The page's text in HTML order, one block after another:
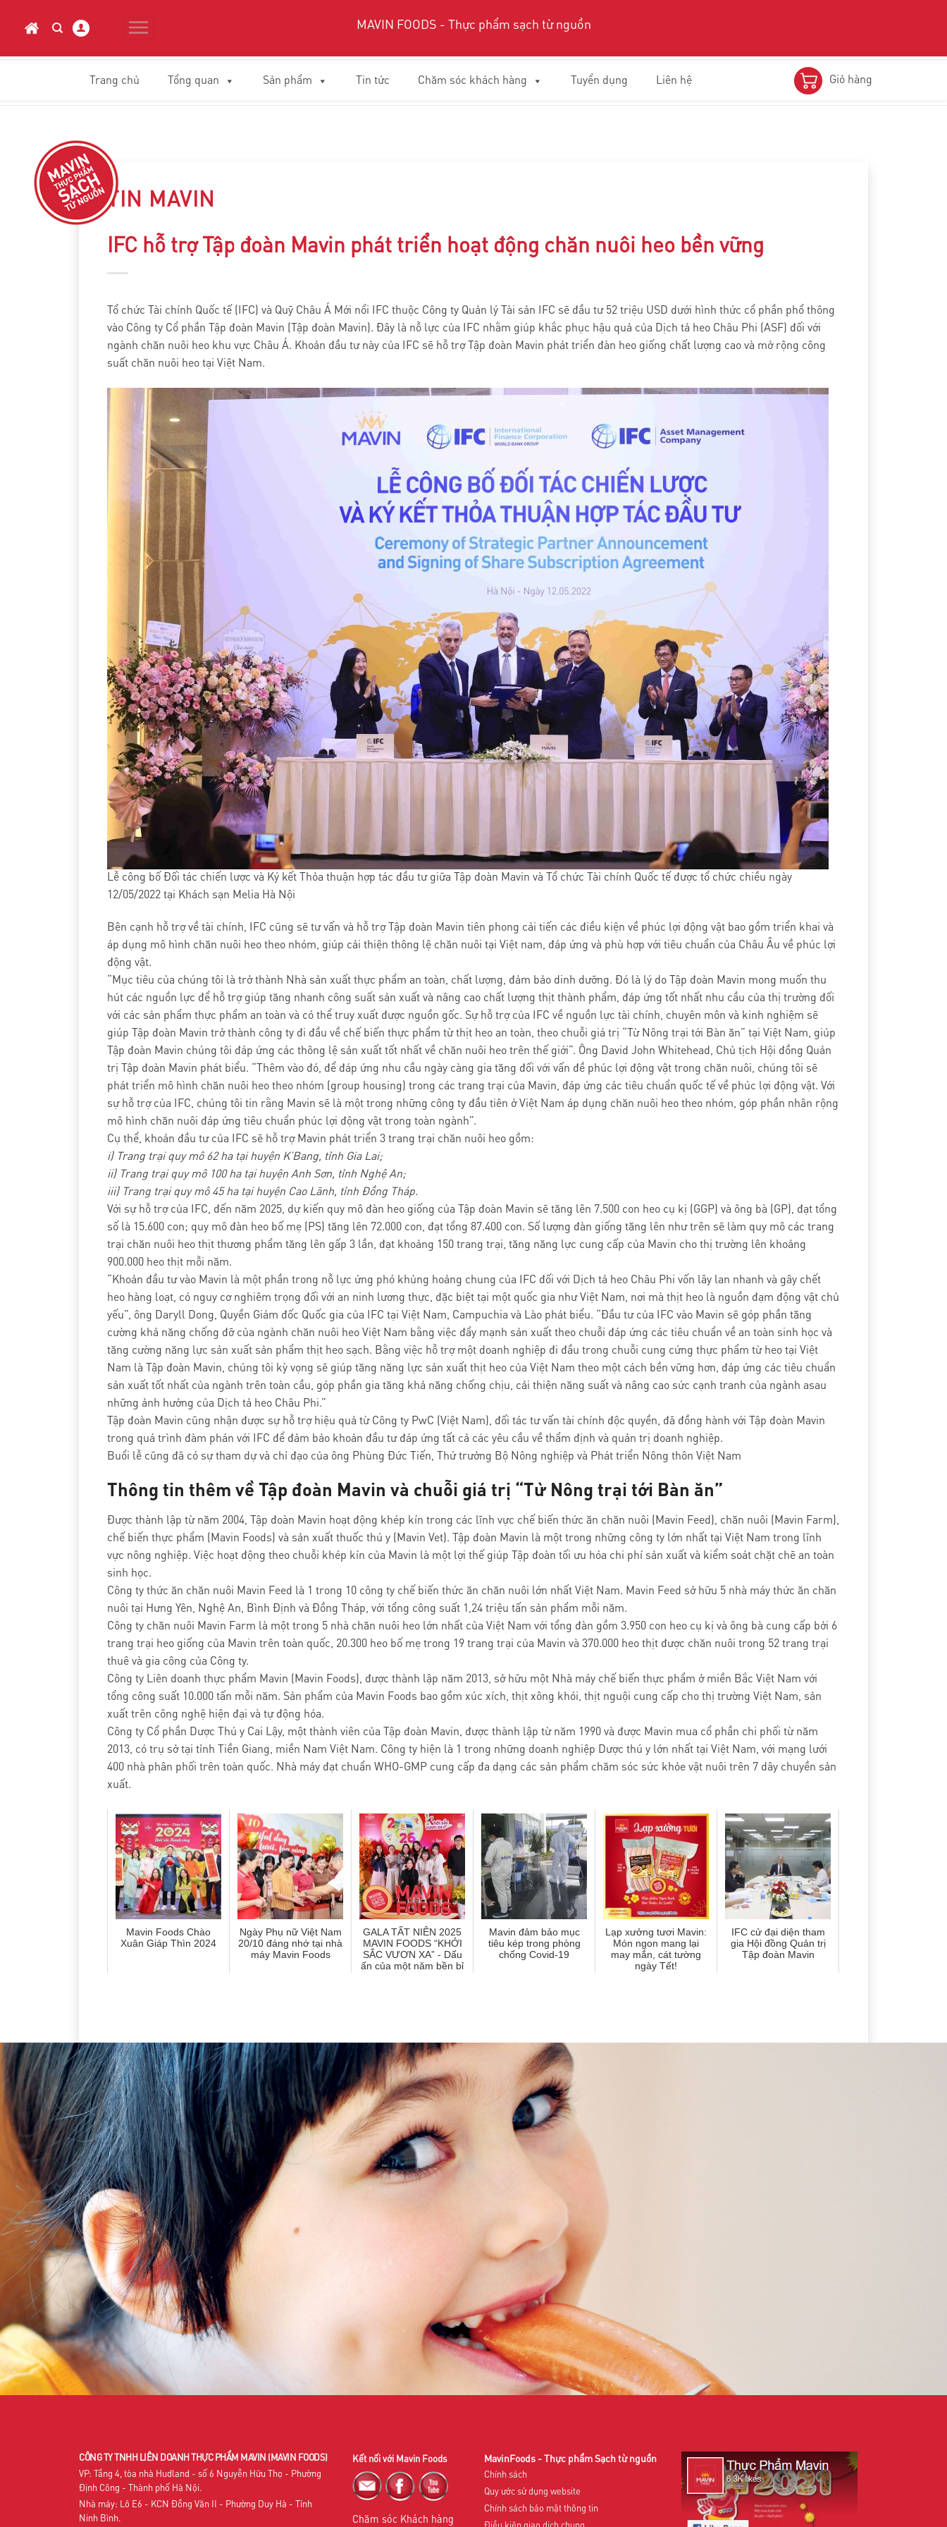
MAVIN FOODS - Thực phẩm sạch từ nguồn
Trang chủ Tổng quan Sản phẩm Tin tức Chăm sóc khách hàng Tuyển dụng Liên hệ Giỏ hàng
TIN MAVIN
IFC hỗ trợ Tập đoàn Mavin phát triển hoạt động chăn nuôi heo bền vững
Tổ chức Tài chính Quốc tế (IFC) và Quỹ Châu Á Mới nổi IFC thuộc Công ty Quản lý Tài sản IFC sẽ đầu tư 52 triệu USD dưới hình thức cổ phần phổ thông
vào Công ty Cổ phần Tập đoàn Mavin (Tập đoàn Mavin). Đây là nỗ lực của IFC nhằm giúp khắc phục hậu quả của Dịch tả heo Châu Phi (ASF) đối với
ngành chăn nuôi heo khu vực Châu Á. Khoản đầu tư này của IFC sẽ hỗ trợ Tập đoàn Mavin phát triển đàn heo giống chất lượng cao và mở rộng công
suất chăn nuôi heo tại Việt Nam.
Lễ công bố Đối tác chiến lược và Ký kết Thỏa thuận hợp tác đầu tư giữa Tập đoàn Mavin và Tổ chức Tài chính Quốc tế được tổ chức chiều ngày
12/05/2022 tại Khách sạn Melia Hà Nội
Bên cạnh hỗ trợ về tài chính, IFC cũng sẽ tư vấn và hỗ trợ Tập đoàn Mavin tiên phong cải tiến các điều kiện về phúc lợi động vật bao gồm triển khai và
áp dụng mô hình chăn nuôi heo theo nhóm, giúp cải thiện thông lệ chăn nuôi tại Việt nam, đáp ứng và phù hợp với tiêu chuẩn của Châu Âu về phúc lợi
động vật.
“Mục tiêu của chúng tôi là trở thành Nhà sản xuất thực phẩm an toàn, chất lượng, đảm bảo dinh dưỡng. Đó là lý do Tập đoàn Mavin mong muốn thu
hút các nguồn lực để hỗ trợ giúp tăng nhanh công suất sản xuất và nâng cao chất lượng thịt thành phẩm, đáp ứng tốt nhất nhu cầu của thị trường đối
với các sản phẩm thực phẩm an toàn và có thể truy xuất được nguồn gốc. Sự hỗ trợ của IFC về nguồn lực tài chính, chuyên môn và kinh nghiệm sẽ
giúp Tập đoàn Mavin trở thành công ty đi đầu về chế biến thực phẩm từ thịt heo an toàn, theo chuỗi giá trị “Từ Nông trại tới Bàn ăn” tại Việt Nam, giúp
Tập đoàn Mavin chúng tôi đáp ứng các thông lệ sản xuất tốt nhất về chăn nuôi heo trên thế giới”. Ông David John Whitehead, Chủ tịch Hội đồng Quản
trị Tập đoàn Mavin phát biểu. “Thêm vào đó, để đáp ứng nhu cầu ngày càng gia tăng đối với vấn đề phúc lợi động vật trong chăn nuôi, chúng tôi sẽ
phát triển mô hình chăn nuôi heo theo nhóm (group housing) trong các trang trại của Mavin, đáp ứng các tiêu chuẩn quốc tế về phúc lợi động vật. Với
sự hỗ trợ của IFC, chúng tôi tin rằng Mavin sẽ là một trong những công ty đầu tiên ở Việt Nam áp dụng chăn nuôi heo theo nhóm, góp phần nhân rộng
mô hình chăn nuôi đáp ứng tiêu chuẩn phúc lợi động vật trong toàn ngành”.
Cụ thể, khoản đầu tư của IFC sẽ hỗ trợ Mavin phát triển 3 trang trại chăn nuôi heo gồm:
i) Trang trại quy mô 62 ha tại huyện K’Bang, tỉnh Gia Lai;
ii) Trang trại quy mô 100 ha tại huyện Anh Sơn, tỉnh Nghệ An;
iii) Trang trại quy mô 45 ha tại huyện Cao Lãnh, tỉnh Đồng Tháp.
Với sự hỗ trợ của IFC, đến năm 2025, dự kiến quy mô đàn heo giống của Tập đoàn Mavin sẽ tăng lên 7.500 con heo cụ kị (GGP) và ông bà (GP), đạt tổng
số là 15.600 con; quy mô đàn heo bố mẹ (PS) tăng lên 72.000 con, đạt tổng 87.400 con. Số lượng đàn giống tăng lên như trên sẽ làm quy mô các trang
trại chăn nuôi heo thịt thương phẩm tăng lên gấp 3 lần, đạt khoảng 150 trang trại, tăng năng lực cung cấp của Mavin cho thị trường lên khoảng
900.000 heo thịt mỗi năm.
“Khoản đầu tư vào Mavin là một phần trong nỗ lực ứng phó khủng hoảng chung của IFC đối với Dịch tả heo Châu Phi vốn lây lan nhanh và gây chết
heo hàng loạt, có nguy cơ nghiêm trọng đối với an ninh lương thực, đặc biệt tại một quốc gia như Việt Nam, nơi mà thịt heo là nguồn đạm động vật chủ
yếu”, ông Daryll Dong, Quyền Giám đốc Quốc gia của IFC tại Việt Nam, Campuchia và Lào phát biểu. “Đầu tư của IFC vào Mavin sẽ góp phần tăng
cường khả năng chống đỡ của ngành chăn nuôi heo Việt Nam bằng việc đẩy mạnh sản xuất theo chuỗi đáp ứng các tiêu chuẩn về an toàn sinh học và
tăng cường năng lực sản xuất sản phẩm thịt heo sạch. Bằng việc hỗ trợ một doanh nghiệp đi đầu trong chuỗi cung cứng thực phẩm từ heo tại Việt
Nam là Tập đoàn Mavin, chúng tôi kỳ vọng sẽ giúp tăng năng lực sản xuất thịt heo của Việt Nam theo một cách bền vững hơn, đáp ứng các tiêu chuẩn
sản xuất tốt nhất của ngành trên toàn cầu, góp phần gia tăng khả năng chống chịu, cải thiện năng suất và nâng cao sức cạnh tranh của ngành asau
những ảnh hưởng của Dịch tả heo Châu Phi.”
Tập đoàn Mavin cũng nhận được sự hỗ trợ hiệu quả từ Công ty PwC (Việt Nam), đối tác tư vấn tài chính độc quyền, đã đồng hành với Tập đoàn Mavin
trong quá trình đàm phán với IFC để đảm bảo khoản đầu tư đáp ứng tất cả các yêu cầu về thẩm định và quản trị doanh nghiệp.
Buổi lễ cũng đã có sự tham dự và chỉ đạo của ông Phùng Đức Tiến, Thứ trưởng Bộ Nông nghiệp và Phát triển Nông thôn Việt Nam
Thông tin thêm về Tập đoàn Mavin và chuỗi giá trị “Từ Nông trại tới Bàn ăn”
Được thành lập từ năm 2004, Tập đoàn Mavin hoạt động khép kín trong các lĩnh vực chế biến thức ăn chăn nuôi (Mavin Feed), chăn nuôi (Mavin Farm),
chế biến thực phẩm (Mavin Foods) và sản xuất thuốc thú y (Mavin Vet). Tập đoàn Mavin là một trong những công ty lớn nhất tại Việt Nam trong lĩnh
vực nông nghiệp. Việc hoạt động theo chuỗi khép kín của Mavin là một lợi thế giúp Tập đoàn tối ưu hóa chi phí sản xuất và kiểm soát chặt chẽ an toàn
sinh học.
Công ty thức ăn chăn nuôi Mavin Feed là 1 trong 10 công ty chế biến thức ăn chăn nuôi lớn nhất Việt Nam. Mavin Feed sở hữu 5 nhà máy thức ăn chăn
nuôi tại Hưng Yên, Nghệ An, Bình Định và Đồng Tháp, với tổng công suất 1,24 triệu tấn sản phẩm mỗi năm.
Công ty chăn nuôi Mavin Farm là một trong 5 nhà chăn nuôi heo lớn nhất của Việt Nam với tổng đàn gồm 3.950 con heo cụ kị và ông bà cung cấp bởi 6
trang trại heo giống của Mavin trên toàn quốc, 20.300 heo bố mẹ trong 19 trang trại của Mavin và 370.000 heo thịt được chăn nuôi trong 52 trang trại
thuê và gia công của Công ty.
Công ty Liên doanh thực phẩm Mavin (Mavin Foods), được thành lập năm 2013, sở hữu một Nhà máy chế biến thực phẩm ở miền Bắc Việt Nam với
tổng công suất 10.000 tấn mỗi năm. Sản phẩm của Mavin Foods bao gồm xúc xích, thịt xông khói, thịt nguội cung cấp cho thị trường Việt Nam, sản
xuất trên công nghệ hiện đại và tự động hóa.
Công ty Cổ phần Dược Thú y Cai Lậy, một thành viên của Tập đoàn Mavin, được thành lập từ năm 1990 và được Mavin mua cổ phần chi phối từ năm
2013, có trụ sở tại tỉnh Tiền Giang, miền Nam Việt Nam. Công ty hiện là 1 trong những doanh nghiệp Dược thú y lớn nhất tại Việt Nam, với mạng lưới
400 nhà phân phối trên toàn quốc. Nhà máy đạt chuẩn WHO-GMP cung cấp đa dạng các sản phẩm chăm sóc sức khỏe vật nuôi trên 7 dây chuyền sản
xuất.
Mavin Foods Chào
Xuân Giáp Thìn 2024
Ngày Phụ nữ Việt Nam
20/10 đáng nhớ tại nhà
máy Mavin Foods
GALA TẤT NIÊN 2025
MAVIN FOODS “KHỞI
SẮC VƯƠN XA” - Dấu
ấn của một năm bền bỉ
Mavin đảm bảo mục
tiêu kép trong phòng
chống Covid-19
Lạp xưởng tươi Mavin:
Món ngon mang lại
may mắn, cát tường
ngày Tết!
IFC cử đại diện tham
gia Hội đồng Quản trị
Tập đoàn Mavin
CÔNG TY TNHH LIÊN DOANH THỰC PHẨM MAVIN (MAVIN FOODS)
VP: Tầng 4, tòa nhà Hudland - số 6 Nguyễn Hữu Thọ - Phường
Định Công - Thành phố Hà Nội.
Nhà máy: Lô E6 - KCN Đồng Văn II - Phường Duy Hà - Tỉnh
Ninh Bình.
Kết nối với Mavin Foods
Chăm sóc Khách hàng
MavinFoods - Thực phẩm Sạch từ nguồn
Chính sách
Quy ước sử dụng website
Chính sách bảo mật thông tin